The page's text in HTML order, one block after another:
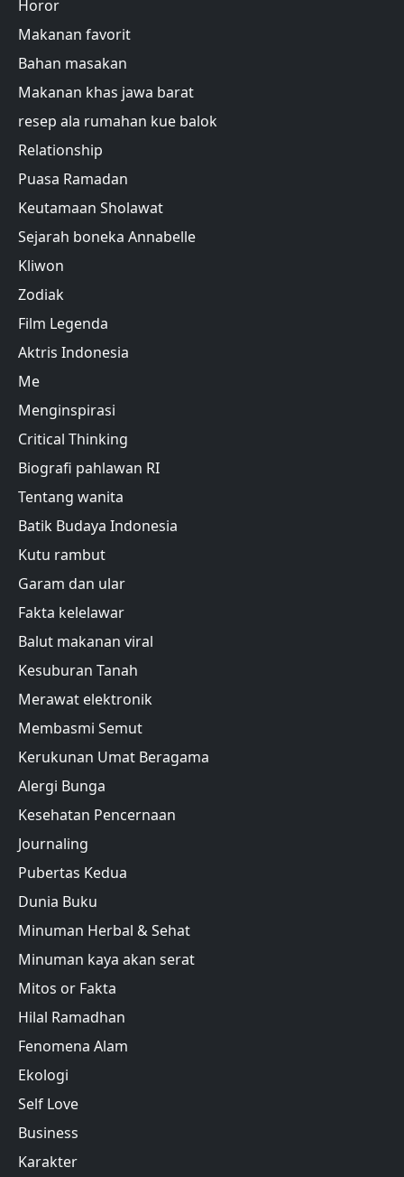
Horor
Makanan favorit
Bahan masakan
Makanan khas jawa barat
resep ala rumahan kue balok
Relationship
Puasa Ramadan
Keutamaan Sholawat
Sejarah boneka Annabelle
Kliwon
Zodiak
Film Legenda
Aktris Indonesia
Me
Menginspirasi
Critical Thinking
Biografi pahlawan RI
Tentang wanita
Batik Budaya Indonesia
Kutu rambut
Garam dan ular
Fakta kelelawar
Balut makanan viral
Kesuburan Tanah
Merawat elektronik
Membasmi Semut
Kerukunan Umat Beragama
Alergi Bunga
Kesehatan Pencernaan
Journaling
Pubertas Kedua
Dunia Buku
Minuman Herbal & Sehat
Minuman kaya akan serat
Mitos or Fakta
Hilal Ramadhan
Fenomena Alam
Ekologi
Self Love
Business
Karakter